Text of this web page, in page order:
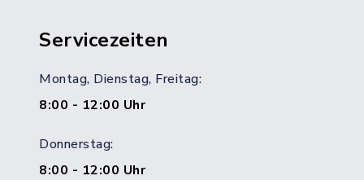
Servicezeiten
Montag, Dienstag, Freitag:
8:00 - 12:00 Uhr
Donnerstag:
8:00 - 12:00 Uhr